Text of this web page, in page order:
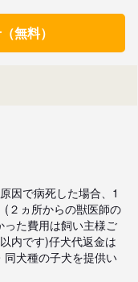
無料）
因で病死した場合、1
２ヵ所からの獣医師の
た費用は飼い主様ご
内です)仔犬代返金は
犬種の子犬を提供い